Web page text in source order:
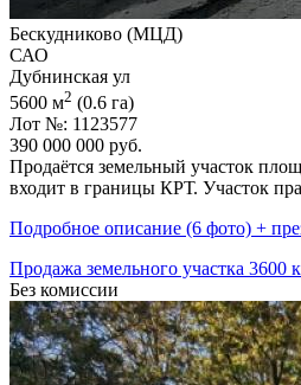
Бескудниково (МЦД)
САО
Дубнинская ул
5600 м2 (0.6 га)
Лот №: 1123577
390 000 000 руб.
Продаётся земельный участок
входит в границы КРТ. Участок
Подробное описание (6 фото) +
Продажа земельного участка 3600
Без комиссии